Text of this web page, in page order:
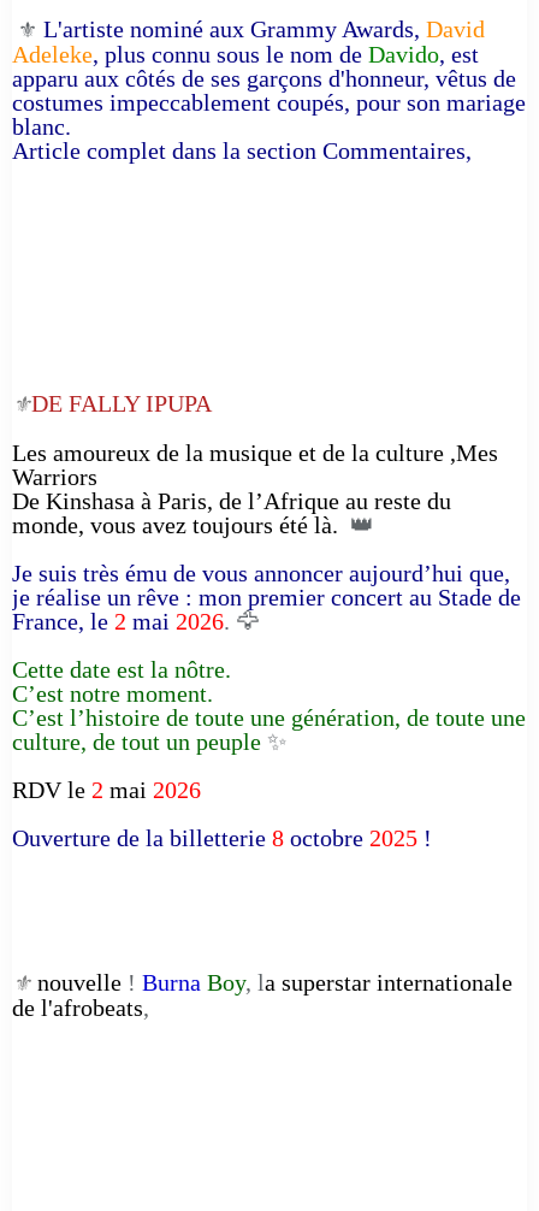
⚜️ L'artiste nominé aux Grammy Awards, David
Adeleke, plus connu sous le nom de Davido, est
apparu aux côtés de ses garçons d'honneur, vêtus de
costumes impeccablement coupés, pour son mariage
blanc.
Article complet dans la section Commentaires,
⚜️DE FALLY IPUPA
Les amoureux de la musique et de la culture ,Mes
Warriors
De Kinshasa à Paris, de l’Afrique au reste du
monde, vous avez toujours été là. 👑
Je suis très ému de vous annoncer aujourd’hui que,
je réalise un rêve : mon premier concert au Stade de
France, le 2 mai 2026. 🦅
Cette date est la nôtre.
C’est notre moment.
C’est l’histoire de toute une génération, de toute une
culture, de tout un peuple ✨
RDV le 2 mai 2026
Ouverture de la billetterie 8 octobre 2025 !
⚜️ nouvelle ! Burna Boy, la superstar internationale
de l'afrobeats,